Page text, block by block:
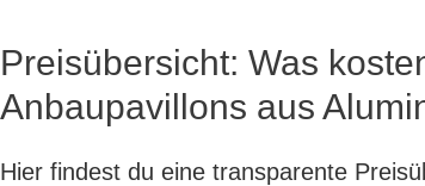
Preisübersicht: Was
Anbaupavillons aus
Hier findest du eine transparente